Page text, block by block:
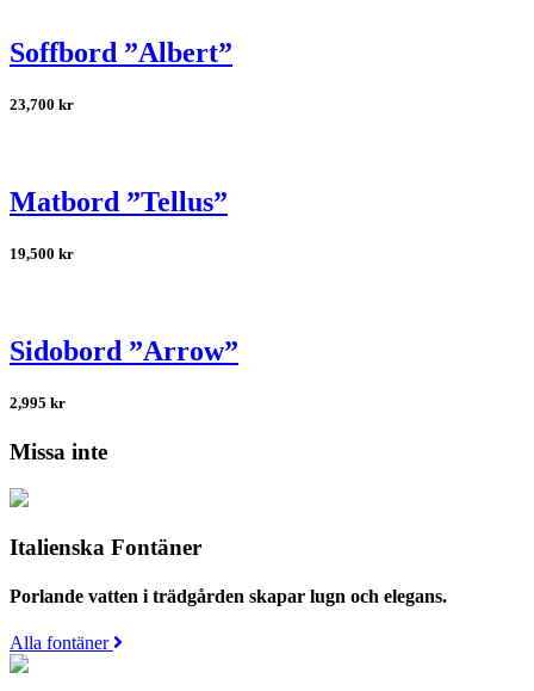
Soffbord ”Albert”
23,700 kr
Matbord ”Tellus”
19,500 kr
Sidobord ”Arrow”
2,995 kr
Missa inte
Italienska Fontäner
Porlande vatten i trädgården skapar lugn och elegans.
Alla fontäner